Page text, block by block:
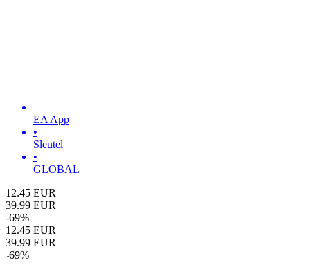
EA App
•
Sleutel
•
GLOBAL
12.45 EUR
39.99 EUR
-69%
12.45 EUR
39.99 EUR
-69%